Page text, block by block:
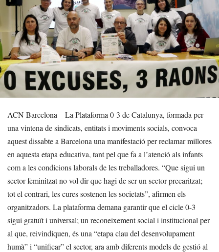
ACN Barcelona – La Plataforma 0-3 de Catalunya, formada per
una vintena de sindicats, entitats i moviments socials, convoca
aquest dissabte a Barcelona una manifestació per reclamar millores
en aquesta etapa educativa, tant pel que fa a l’atenció als infants
com a les condicions laborals de les treballadores. “Que sigui un
sector feminitzat no vol dir que hagi de ser un sector precaritzat;
tot el contrari, les cures sostenen les societats”, afirmen els
organitzadors. La plataforma demana garantir que el cicle 0-3
sigui gratuït i universal; un reconeixement social i institucional per
al que, reivindiquen, és una “etapa clau del desenvolupament
humà” i “unificar” el sector, ara amb diferents models de gestió al